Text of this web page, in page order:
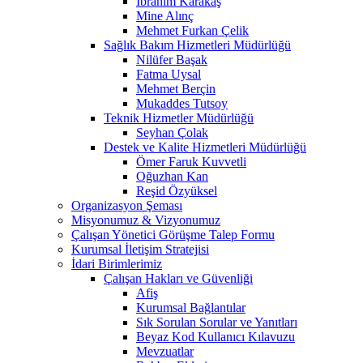
Mine Alınç
Mehmet Furkan Çelik
Sağlık Bakım Hizmetleri Müdürlüğü
Nilüfer Başak
Fatma Uysal
Mehmet Berçin
Mukaddes Tutsoy
Teknik Hizmetler Müdürlüğü
Seyhan Çolak
Destek ve Kalite Hizmetleri Müdürlüğü
Ömer Faruk Kuvvetli
Oğuzhan Kan
Reşid Özyüksel
Organizasyon Şeması
Misyonumuz & Vizyonumuz
Çalışan Yönetici Görüşme Talep Formu
Kurumsal İletişim Stratejisi
İdari Birimlerimiz
Çalışan Hakları ve Güvenliği
Afiş
Kurumsal Bağlantılar
Sık Sorulan Sorular ve Yanıtları
Beyaz Kod Kullanıcı Kılavuzu
Mevzuatlar